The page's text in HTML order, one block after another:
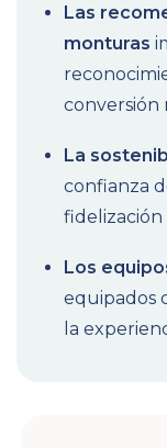
Las
monturas
conversión
La
confianza
fidelización
Los
equipados
la